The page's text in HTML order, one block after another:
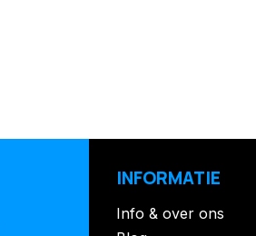
INFORMATIE
Info & over ons